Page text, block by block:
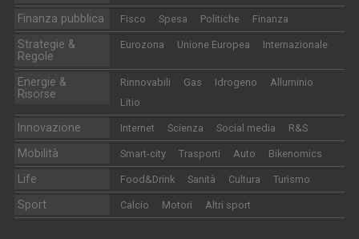
Finanza pubblica Fisco Spesa Politiche Finanza
Strategie &
Regole
Eurozona Unione Europea Internazionale
Energie &
Risorse
Rinnovabili Gas Idrogeno
Alluminio
Litio
Innovazione Internet Scienza Social media R&S
Mobilità Smart-city Trasporti Auto Bikenomics
Life Food&Drink Sanità Cultura Turismo
Sport Calcio Motori Altri sport